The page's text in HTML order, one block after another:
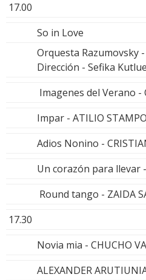
17.00
So in Love
Orquesta Razumovsky
Dirección - Sefika
Imagenes del Verano -
Impar - ATILIO
Adios Nonino -
Un corazón para llevar -
Round tango - ZAIDA
17.30
Novia mia - CHUCHO
ALEXANDER